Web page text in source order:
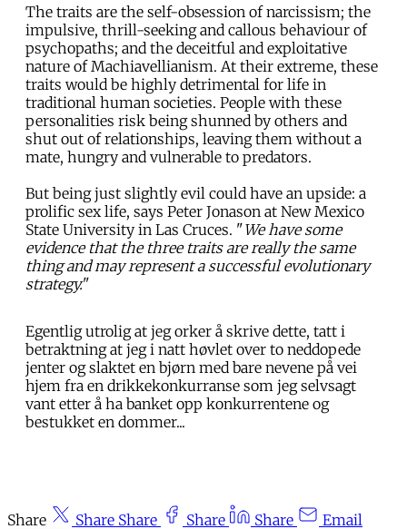
The traits are the self-obsession of narcissism; the
impulsive, thrill-seeking and callous behaviour of
psychopaths; and the deceitful and exploitative
nature of Machiavellianism. At their extreme, these
traits would be highly detrimental for life in
traditional human societies. People with these
personalities risk being shunned by others and
shut out of relationships, leaving them without a
mate, hungry and vulnerable to predators.
But being just slightly evil could have an upside: a
prolific sex life, says Peter Jonason at New Mexico
State University in Las Cruces. "We have some
evidence that the three traits are really the same
thing and may represent a successful evolutionary
strategy."
Egentlig utrolig at jeg orker å skrive dette, tatt i
betraktning at jeg i natt høvlet over to neddopede
jenter og slaktet en bjørn med bare nevene på vei
hjem fra en drikkekonkurranse som jeg selvsagt
vant etter å ha banket opp konkurrentene og
bestukket en dommer...
Share Share Share Share Share Email